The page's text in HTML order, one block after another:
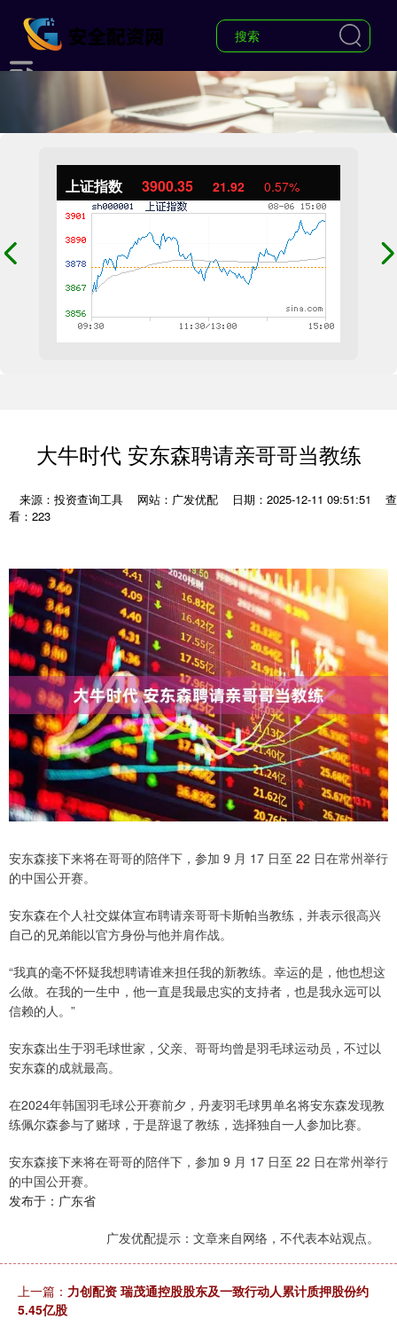
上证指数 3900.35 21.92 0.57%
大牛时代 安东森聘请亲哥哥当教练
来源：投资查询工具 网站：广发优配 日期：2025-12-11 09:51:51
查
看：223
安东森接下来将在哥哥的陪伴下，参加 9 月 17 日至 22 日在常州举行
的中国公开赛。
安东森在个人社交媒体宣布聘请亲哥哥卡斯帕当教练，并表示很高兴
自己的兄弟能以官方身份与他并肩作战。
“我真的毫不怀疑我想聘请谁来担任我的新教练。幸运的是，他也想这
么做。在我的一生中，他一直是我最忠实的支持者，也是我永远可以
信赖的人。”
安东森出生于羽毛球世家，父亲、哥哥均曾是羽毛球运动员，不过以
安东森的成就最高。
在2024年韩国羽毛球公开赛前夕，丹麦羽毛球男单名将安东森发现教
练佩尔森参与了赌球，于是辞退了教练，选择独自一人参加比赛。
安东森接下来将在哥哥的陪伴下，参加 9 月 17 日至 22 日在常州举行
的中国公开赛。
发布于：广东省
广发优配提示：文章来自网络，不代表本站观点。
上一篇： 力创配资 瑞茂通控股股东及一致行动人累计质押股份约
5.45亿股